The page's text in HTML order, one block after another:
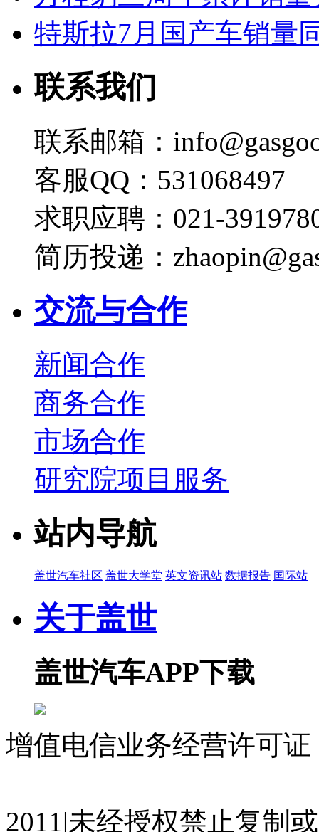
特斯拉7月国产车销量
联系我们
联系邮箱：
客服QQ：531068497
求职应聘：021-
简历投递：
交流与合作
新闻合作
商务合作
市场合作
研究院项目服务
站内导航
盖世汽车社区 盖世大学堂 英文资讯站 数据报告 国际站
关于盖世
盖世汽车APP下载
增值电信业务经营许可
2011|未经授权禁止复制